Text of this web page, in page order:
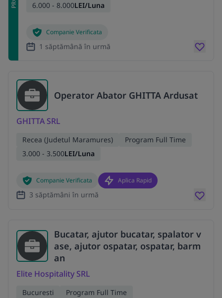
6.000 - 8.000LEI/Luna
Companie Verificata
1 săptămână în urmă
Operator Abator GHITTA Ardusat
GHITTA SRL
Recea (Judetul Maramures)
Program Full Time
3.000 - 3.500LEI/Luna
Companie Verificata Aplica Rapid
3 săptămâni în urmă
Bucatar, ajutor bucatar, spalator v
ase, ajutor ospatar, ospatar, barm
an
Elite Hospitality SRL
Bucuresti
Program Full Time